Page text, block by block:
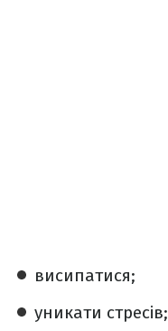
висипатися;
уникати стресів;